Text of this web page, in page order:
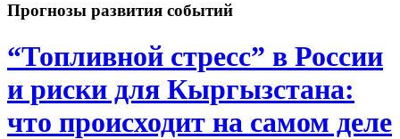
Прогнозы развития событий
“Топливной стресс” в России
и риски для Кыргызстана:
что происходит на самом деле